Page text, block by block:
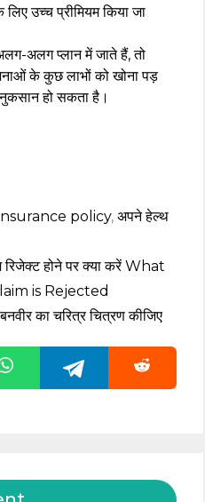
उच्च प्रीमियम किया जा
अलग प्लान में जाते हैं, तो
के कुछ लाभों को खोना पड़
हो सकता है।
policy, अपने हेल्थ
होने पर क्या करें What
is Rejected
का चरित्र चित्रण कीजिए